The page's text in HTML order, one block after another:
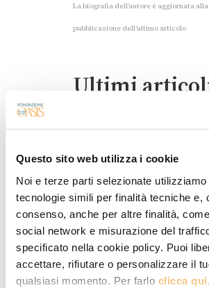
Questo sito web utilizza i cookie
Noi e terze parti selezionate
tecnologie simili per finalità tecniche e,
consenso, anche per altre finalità,
social network e misurazione del
specificato nella cookie policy. Puoi
accettare, rifiutare o personalizzare il
qualsiasi momento. Per farlo clicca qui
La biografia dell’autore è aggiornata
pubblicazione dell’ultimo articolo
Ultimi
RELIGIONE E SOCIETÀ